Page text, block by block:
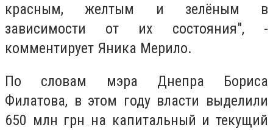
красным, желтым и зелёным в
зависимости от их состояния", -
комментирует Яника Мерило.
По словам мэра Днепра Бориса
Филатова, в этом году власти выделили
650 млн грн на капитальный и текущий